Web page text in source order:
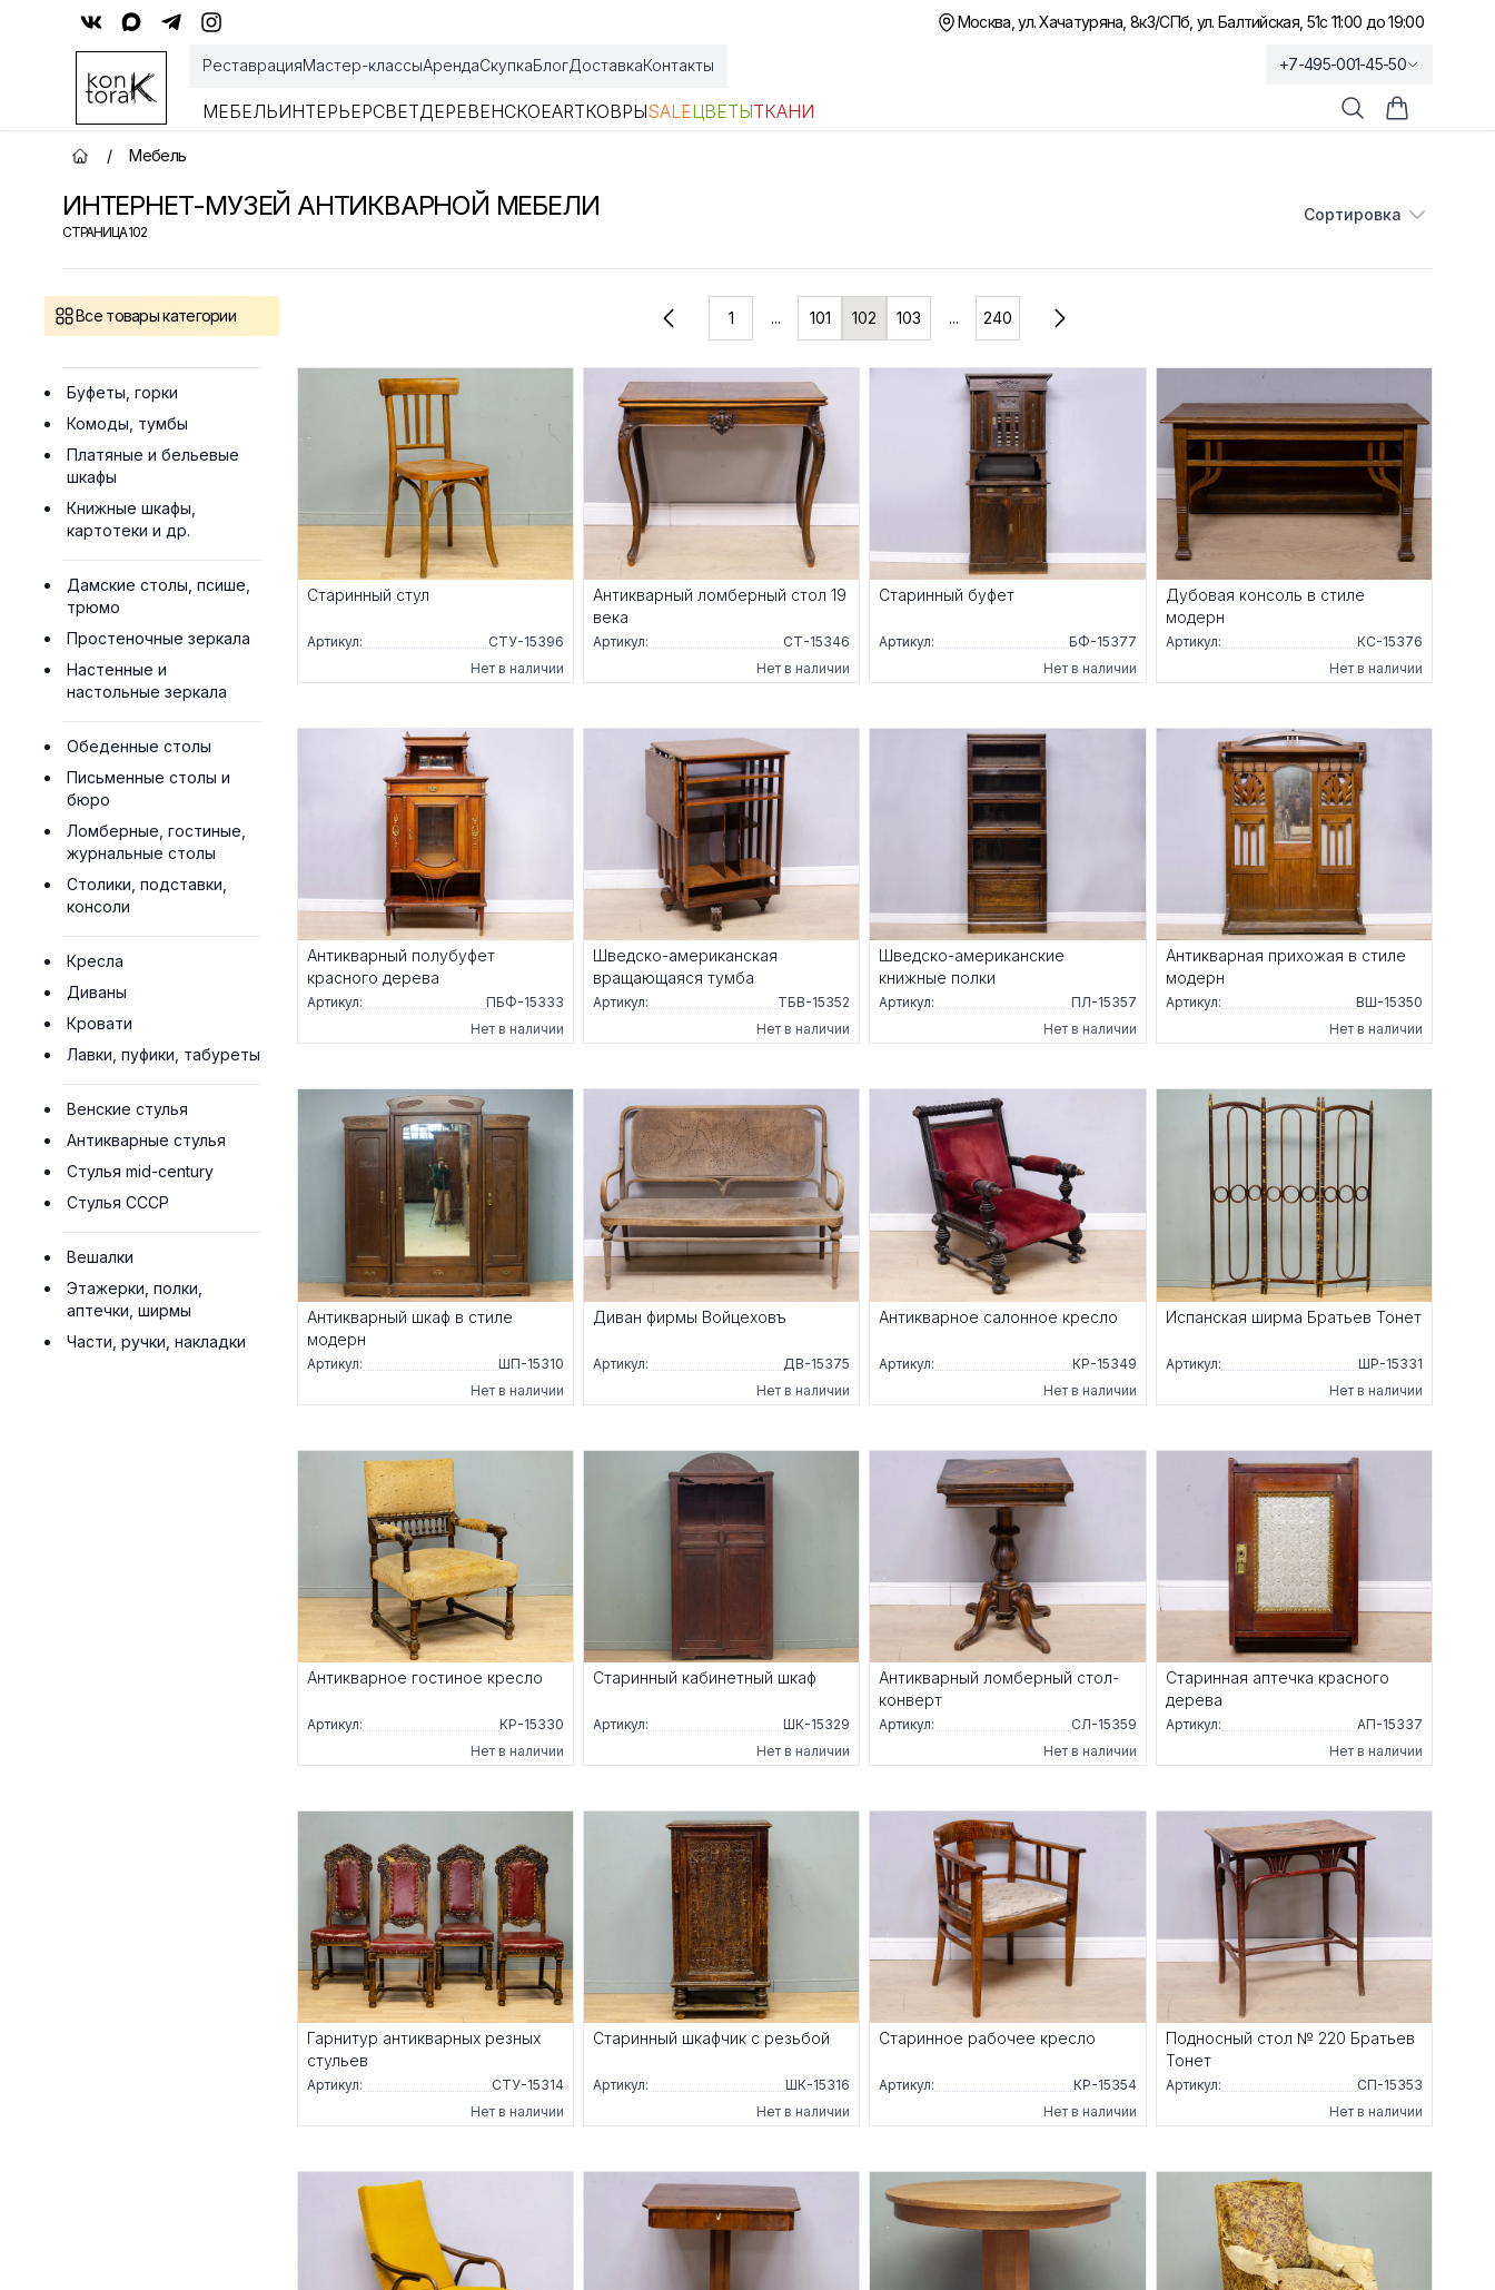
Москва, ул. Хачатуряна, 8к3/СПб, ул. Балтийская, 51с 11:00 до 19:00
РеставрацияМастер-классыАрендаСкупкаБлогДоставкаКонтакты
МЕБЕЛЬИНТЕРЬЕРСВЕТДЕРЕВЕНСКОЕARTКОВРЫSALEЦВЕТЫТКАНИ
+7-495-001-45-50
ПоискКорзина
Главная страница
/ Мебель
ИНТЕРНЕТ-МУЗЕЙ АНТИКВАРНОЙ МЕБЕЛИ
СТРАНИЦА102
СортировкаСортировка
Товары
Все товары категории
Буфеты, горки
Комоды, тумбы
Платяные и бельевые
шкафы
Книжные шкафы,
картотеки и др.
Дамские столы, псише,
трюмо
Простеночные зеркала
Настенные и
настольные зеркала
Обеденные столы
Письменные столы и
бюро
Ломберные, гостиные,
журнальные столы
Столики, подставки,
консоли
Кресла
Диваны
Кровати
Лавки, пуфики, табуреты
Венские стулья
Антикварные стулья
Стулья mid-century
Стулья СССР
Вешалки
Этажерки, полки,
аптечки, ширмы
Части, ручки, накладки
1 ... 101 102 103 ... 240
Старинный стул
Артикул:
СТУ-15396
Нет в наличии
Антикварный ломберный стол 19
века
Артикул:
СТ-15346
Нет в наличии
Старинный буфет
Артикул:
БФ-15377
Нет в наличии
Дубовая консоль в стиле
модерн
Артикул:
КС-15376
Нет в наличии
Антикварный полубуфет
красного дерева
Артикул:
ПБФ-15333
Нет в наличии
Шведско-американская
вращающаяся тумба
Артикул:
ТБВ-15352
Нет в наличии
Шведско-американские
книжные полки
Артикул:
ПЛ-15357
Нет в наличии
Антикварная прихожая в стиле
модерн
Артикул:
ВШ-15350
Нет в наличии
Антикварный шкаф в стиле
модерн
Артикул:
ШП-15310
Нет в наличии
Диван фирмы Войцеховъ
Артикул:
ДВ-15375
Нет в наличии
Антикварное салонное кресло
Артикул:
КР-15349
Нет в наличии
Испанская ширма Братьев Тонет
Артикул:
ШР-15331
Нет в наличии
Антикварное гостиное кресло
Артикул:
КР-15330
Нет в наличии
Старинный кабинетный шкаф
Артикул:
ШК-15329
Нет в наличии
Антикварный ломберный стол-
конверт
Артикул:
СЛ-15359
Нет в наличии
Старинная аптечка красного
дерева
Артикул:
АП-15337
Нет в наличии
Гарнитур антикварных резных
стульев
Артикул:
СТУ-15314
Нет в наличии
Старинный шкафчик с резьбой
Артикул:
ШК-15316
Нет в наличии
Старинное рабочее кресло
Артикул:
КР-15354
Нет в наличии
Подносный стол № 220 Братьев
Тонет
Артикул:
СП-15353
Нет в наличии